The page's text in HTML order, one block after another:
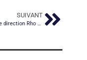
SUIVANT
Bureau de direction Rho Plus par Ora Acciaio